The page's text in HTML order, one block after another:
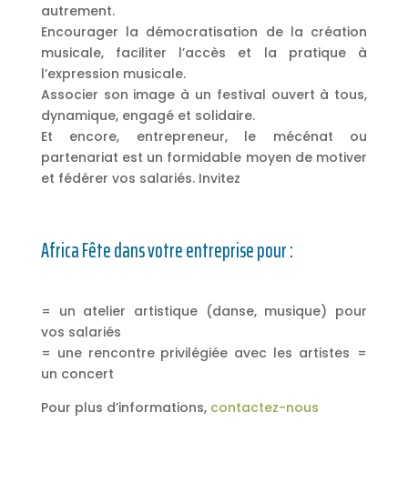
autrement.
Encourager la démocratisation de la création
musicale, faciliter l’accès et la pratique à
l’expression musicale.
Associer son image à un festival ouvert à tous,
dynamique, engagé et solidaire.
Et encore, entrepreneur, le mécénat ou
partenariat est un formidable moyen de motiver
et fédérer vos salariés. Invitez
Africa Fête dans votre entreprise pour :
= un atelier artistique (danse, musique) pour
vos salariés
= une rencontre privilégiée avec les artistes =
un concert
Pour plus d’informations, contactez-nous